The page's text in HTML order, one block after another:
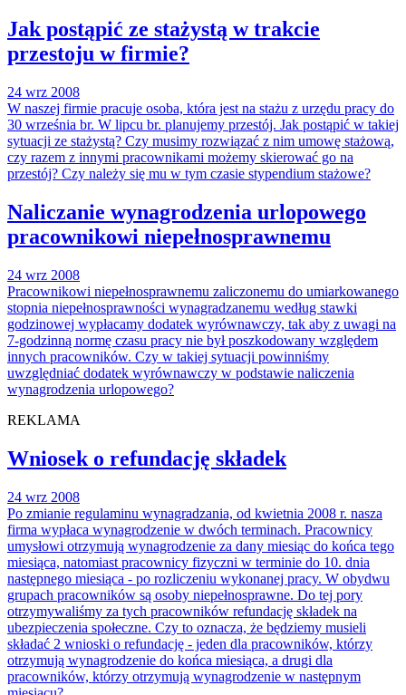
Jak postąpić ze stażystą w trakcie
przestoju w firmie?
24 wrz 2008
W naszej firmie pracuje osoba, która jest na stażu z urzędu pracy do
30 września br. W lipcu br. planujemy przestój. Jak postąpić w takiej
sytuacji ze stażystą? Czy musimy rozwiązać z nim umowę stażową,
czy razem z innymi pracownikami możemy skierować go na
przestój? Czy należy się mu w tym czasie stypendium stażowe?
Naliczanie wynagrodzenia urlopowego
pracownikowi niepełnosprawnemu
24 wrz 2008
Pracownikowi niepełnosprawnemu zaliczonemu do umiarkowanego
stopnia niepełnosprawności wynagradzanemu według stawki
godzinowej wypłacamy dodatek wyrównawczy, tak aby z uwagi na
7-godzinną normę czasu pracy nie był poszkodowany względem
innych pracowników. Czy w takiej sytuacji powinniśmy
uwzględniać dodatek wyrównawczy w podstawie naliczenia
wynagrodzenia urlopowego?
REKLAMA
Wniosek o refundację składek
24 wrz 2008
Po zmianie regulaminu wynagradzania, od kwietnia 2008 r. nasza
firma wypłaca wynagrodzenie w dwóch terminach. Pracownicy
umysłowi otrzymują wynagrodzenie za dany miesiąc do końca tego
miesiąca, natomiast pracownicy fizyczni w terminie do 10. dnia
następnego miesiąca - po rozliczeniu wykonanej pracy. W obydwu
grupach pracowników są osoby niepełnosprawne. Do tej pory
otrzymywaliśmy za tych pracowników refundację składek na
ubezpieczenia społeczne. Czy to oznacza, że będziemy musieli
składać 2 wnioski o refundację - jeden dla pracowników, którzy
otrzymują wynagrodzenie do końca miesiąca, a drugi dla
pracowników, którzy otrzymują wynagrodzenie w następnym